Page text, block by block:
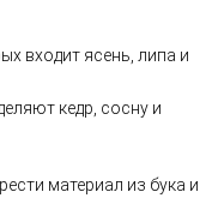
входит ясень, липа и
кедр, сосну и
материал из бука и